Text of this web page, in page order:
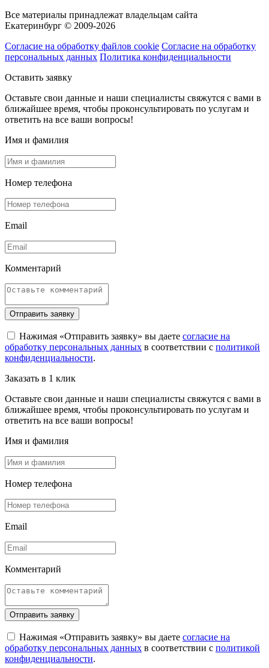
Все материалы принадлежат владельцам сайта
Екатеринбург © 2009-2026
Согласие на обработку файлов cookie Согласие на обработку
персональных данных Политика конфиденциальности
Оставить заявку
Оставьте свои данные и наши специалисты свяжутся с вами в
ближайшее время, чтобы проконсультировать по услугам и
ответить на все ваши вопросы!
Имя и фамилия
Номер телефона
Email
Комментарий
Отправить заявку
Нажимая «Отправить заявку» вы даете согласие на
обработку персональных данных в соответствии с политикой
конфиденциальности.
Заказать в 1 клик
Оставьте свои данные и наши специалисты свяжутся с вами в
ближайшее время, чтобы проконсультировать по услугам и
ответить на все ваши вопросы!
Имя и фамилия
Номер телефона
Email
Комментарий
Отправить заявку
Нажимая «Отправить заявку» вы даете согласие на
обработку персональных данных в соответствии с политикой
конфиденциальности.